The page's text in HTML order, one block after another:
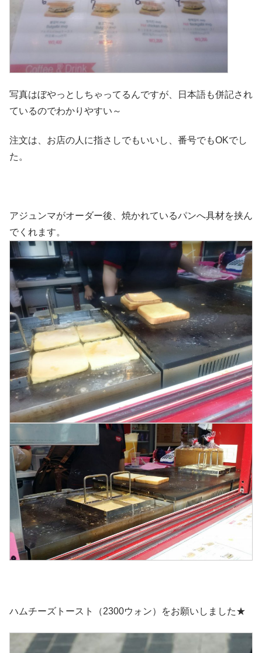
写真はぼやっとしちゃってるんですが、日本語も併記され
ているのでわかりやすい～
注文は、お店の人に指さしでもいいし、番号でもOKでし
た。
アジュンマがオーダー後、焼かれているパンへ具材を挟ん
でくれます。
ハムチーズトースト（2300ウォン）をお願いしました★